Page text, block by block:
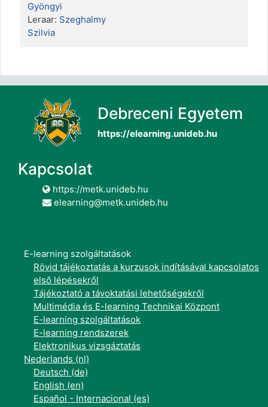
Gyöngyi
Leraar: Szeghalmy
Szilvia
Debreceni Egyetem
https://elearning.unideb.hu
Kapcsolat
https://metk.unideb.hu
elearning@metk.unideb.hu
E-learning szolgáltatások
Rövid tájékoztatás a kurzusok indításával kapcsolatos
első lépésekről
Tájékoztató a távoktatási lehetőségekről
Multimédia és E-learning Technikai Központ
E-learning szolgáltatások
E-learning rendszerek
Elektronikus vizsgáztatás
Nederlands ‎(nl)‎
Deutsch ‎(de)‎
English ‎(en)‎
Español - Internacional ‎(es)‎